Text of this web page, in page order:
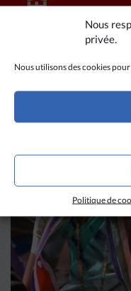
Nous
privée.
Nous utilisons des cookies
Politique de
A